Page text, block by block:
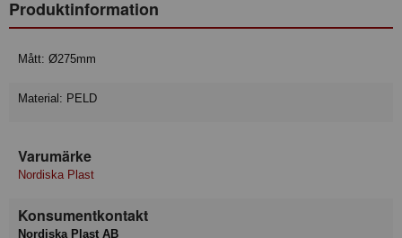
Produktinformation
Mått: Ø275mm
Material: PELD
Varumärke
Nordiska Plast
Konsumentkontakt
Nordiska Plast AB